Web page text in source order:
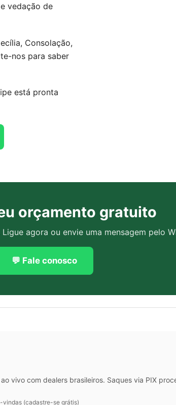
vedação de
Consolação,
nos para saber
está pronta
orçamento gratuito
agora ou envie uma mensagem pelo
💬 Fale conosco
vivo com dealers brasileiros. Saques via PIX
vindas (cadastre-se grátis)